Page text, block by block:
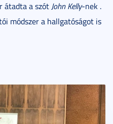
átadta a szót John Kelly-nek .
módszer a hallgatóságot is